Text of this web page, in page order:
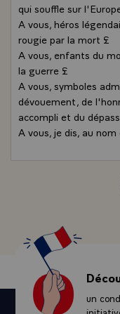
qui souffle sur
A vous, héros
rougie par la mort £
A vous, enfants du
la guerre £
A vous, symboles
dévouement, de
accompli et du
A vous, je dis, au
tous les hommes
notre fierté, notre
engagement est
un exemple, une
d'avenir sans mémoire.
Je dis que le
loin, celui de la
respect des
un